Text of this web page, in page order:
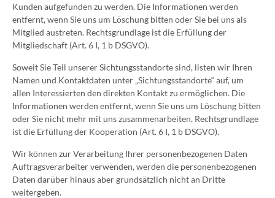
Kunden aufgefunden zu werden. Die Informationen werden
entfernt, wenn Sie uns um Löschung bitten oder Sie bei uns als
Mitglied austreten. Rechtsgrundlage ist die Erfüllung der
Mitgliedschaft (Art. 6 I, 1 b DSGVO).
Soweit Sie Teil unserer Sichtungsstandorte sind, listen wir Ihren
Namen und Kontaktdaten unter „Sichtungsstandorte“ auf, um
allen Interessierten den direkten Kontakt zu ermöglichen. Die
Informationen werden entfernt, wenn Sie uns um Löschung bitten
oder Sie nicht mehr mit uns zusammenarbeiten. Rechtsgrundlage
ist die Erfüllung der Kooperation (Art. 6 I, 1 b DSGVO).
Wir können zur Verarbeitung Ihrer personenbezogenen Daten
Auftragsverarbeiter verwenden, werden die personenbezogenen
Daten darüber hinaus aber grundsätzlich nicht an Dritte
weitergeben.